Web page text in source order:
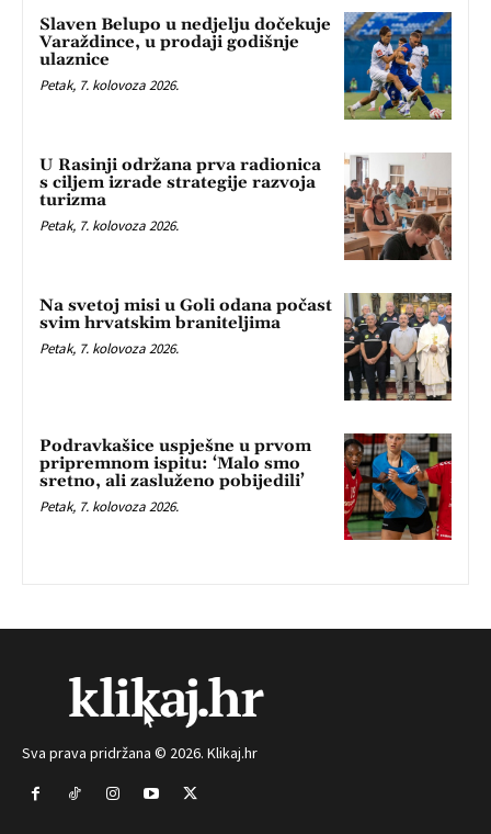
Slaven Belupo u nedjelju dočekuje
Varaždince, u prodaji godišnje
ulaznice
Petak, 7. kolovoza 2026.
U Rasinji održana prva radionica
s ciljem izrade strategije razvoja
turizma
Petak, 7. kolovoza 2026.
Na svetoj misi u Goli odana počast
svim hrvatskim braniteljima
Petak, 7. kolovoza 2026.
Podravkašice uspješne u prvom
pripremnom ispitu: ‘Malo smo
sretno, ali zasluženo pobijedili’
Petak, 7. kolovoza 2026.
Sva prava pridržana © 2026. Klikaj.hr